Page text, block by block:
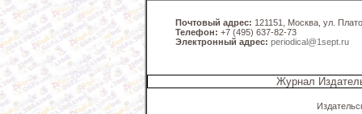
Почтовый адрес: 121151, Москва, ул.
Телефон: +7 (495) 637-82-73
Электронный адрес: periodical@1sept.ru
Журнал